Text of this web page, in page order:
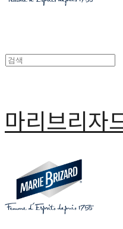
마리브리자